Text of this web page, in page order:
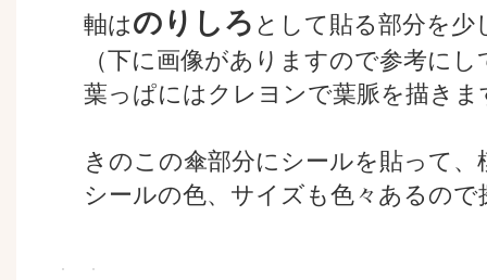
軸はのりしろ として貼る部分を
（下に画像がありますので参考にし
葉っぱにはクレヨンで葉脈を描きま
きのこの傘部分にシールを貼って、
シールの色、サイズも色々あるので